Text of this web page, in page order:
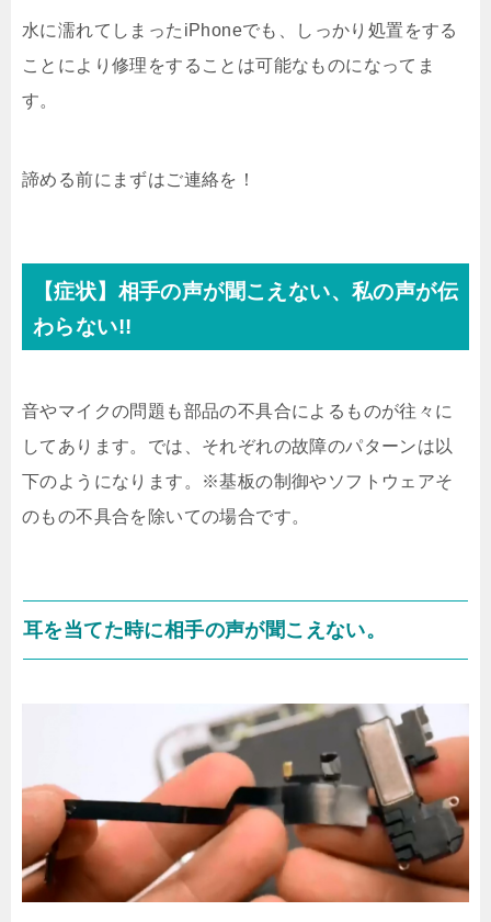
水に濡れてしまったiPhoneでも、しっかり処置をする
ことにより修理をすることは可能なものになってま
す。
諦める前にまずはご連絡を！
【症状】相手の声が聞こえない、私の声が伝
わらない!!
音やマイクの問題も部品の不具合によるものが往々に
してあります。では、それぞれの故障のパターンは以
下のようになります。※基板の制御やソフトウェアそ
のもの不具合を除いての場合です。
耳を当てた時に相手の声が聞こえない。